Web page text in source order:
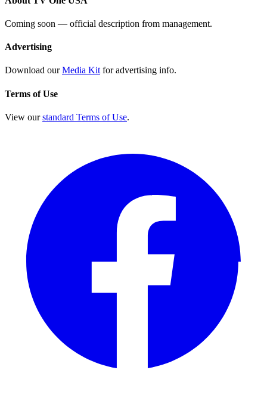
Coming soon — official description from management.
Advertising
Download ourMedia Kit for advertising info.
Terms of Use
View ourstandard Terms of Use.